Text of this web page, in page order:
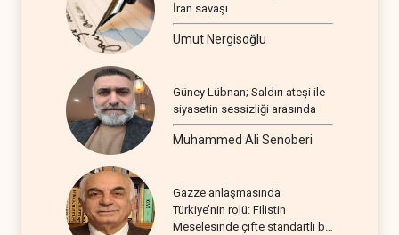
İran savaşı
Umut Nergisoğlu
Güney Lübnan; Saldırı ateşi ile
siyasetin sessizliği arasında
Muhammed Ali Senoberi
Gazze anlaşmasında
Türkiye’nin rolü: Filistin
Meselesinde çifte standartlı bir